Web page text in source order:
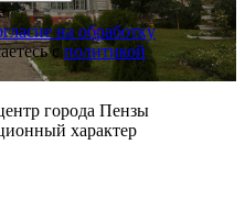
на обработку
сполитикой
города Пензы
характер